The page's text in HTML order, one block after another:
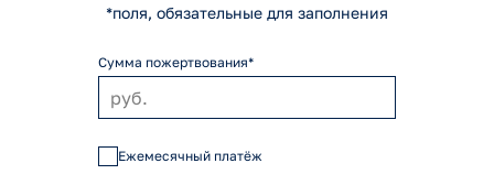
*поля, обязательные для заполнения
Сумма пожертвования*
Ежемесячный платёж